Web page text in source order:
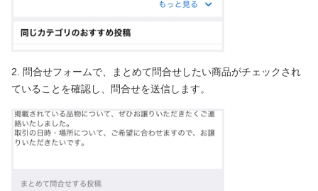
2. 問合せフォームで、まとめて問合せしたい商品がチェックされ
ていることを確認し、問合せを送信します。